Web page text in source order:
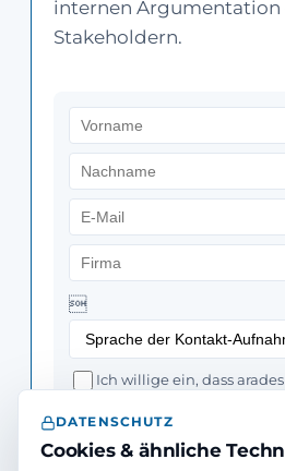
internen
Stakeholdern.

Ich willige ein, dass
kontaktieren darf.
möglich.Datenschutz
DATENSCHUTZ
Cookies & ähnliche